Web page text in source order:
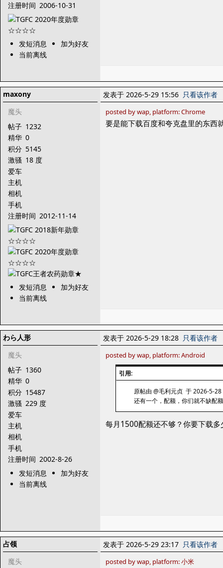
注册时间 2006-10-31
发短消息
加为好友
当前离线
maxony
魔头
帖子 1232
精华 0
积分 5145
激骚 18 度
爱车
主机
相机
手机
注册时间 2012-11-14
发短消息
加为好友
当前离线
发表于 2026-5-29 15:56 只看该作者
posted by wap, platform: Chrome
要是能下载百度和夸克盘里的东西
わら人形
魔头
帖子 1360
精华 0
积分 15487
激骚 229 度
爱车
主机
相机
手机
注册时间 2002-8-26
发短消息
加为好友
当前离线
发表于 2026-5-29 18:28 只看该作者
posted by wap, platform: Android
引用:
原帖由 @毛利元贞 于 2026-5-
还有一个，配额，你们就不缺配
每月1500配额还不够？你要下载
占领
魔头
发表于 2026-5-29 23:17 只看该作者
posted by wap, platform: 小米